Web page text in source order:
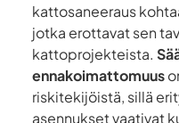
kattosaneeraus
jotka erottavat sen
kattoprojekteista.
ennakoimattomuus
riskitekijöistä, sillä
asennukset vaativat